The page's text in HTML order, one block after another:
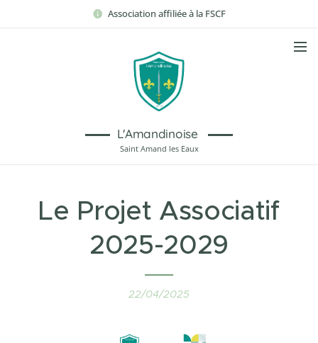
Association affiliée à la FSCF
L'Amandinoise
Saint Amand les Eaux
Le Projet Associatif
2025-2029
22/04/2025